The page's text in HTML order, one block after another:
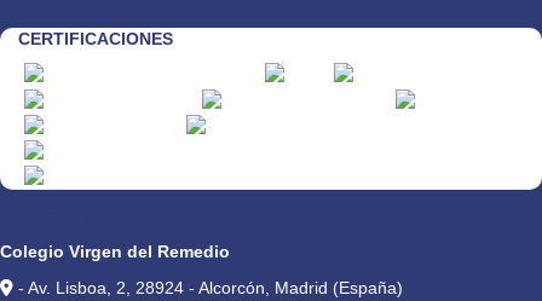
CERTIFICACIONES
Colegio Virgen del Remedio
- Av. Lisboa, 2, 28924 - Alcorcón, Madrid (España)